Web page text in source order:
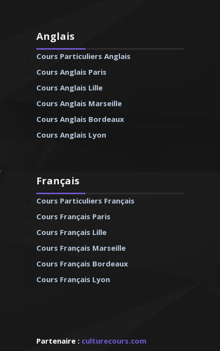
Anglais
Cours Particuliers Anglais
Cours Anglais Paris
Cours Anglais Lille
Cours Anglais Marseille
Cours Anglais Bordeaux
Cours Anglais Lyon
Français
Cours Particuliers Français
Cours Français Paris
Cours Français Lille
Cours Français Marseille
Cours Français Bordeaux
Cours Français Lyon
Partenaire : culturecours.com